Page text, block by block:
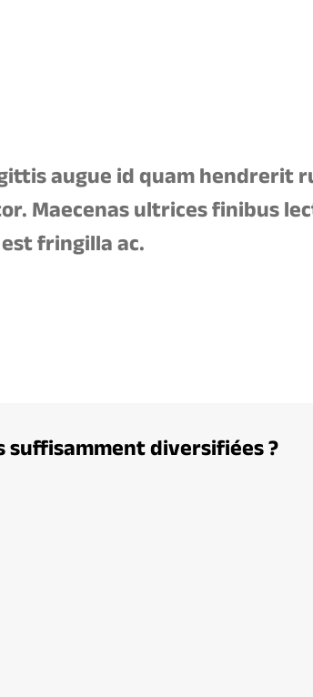
augue id quam hendrerit
Maecenas ultrices finibus
fringilla ac.
diversifiées ?